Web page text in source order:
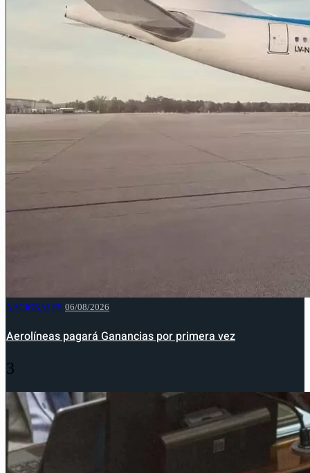
NACIONALES 06/08/2026
Aerolíneas pagará Ganancias por primera vez
3